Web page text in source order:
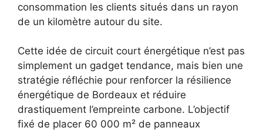
consommation les clients situés dans un rayon
de un kilomètre autour du site.
Cette idée de circuit court énergétique n’est pas
simplement un gadget tendance, mais bien une
stratégie réfléchie pour renforcer la résilience
énergétique de Bordeaux et réduire
drastiquement l’empreinte carbone. L’objectif
fixé de placer 60 000 m² de panneaux